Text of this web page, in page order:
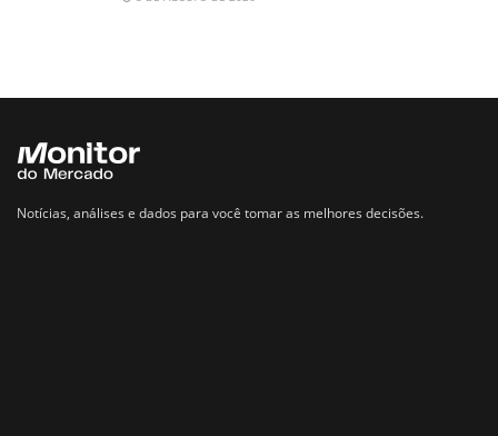
Notícias, análises e dados para você tomar as melhores decisões.